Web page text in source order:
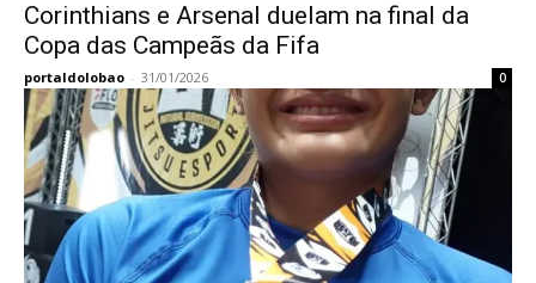
Corinthians e Arsenal duelam na final da
Copa das Campeãs da Fifa
portaldolobao - 31/01/2026 0